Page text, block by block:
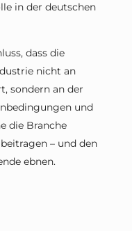
in der deutschen
dass die
nicht an
sondern an der
und
die Branche
– und den
ebnen.